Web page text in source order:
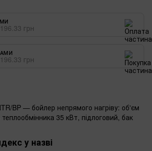
грн
грн
BP — бойлер непрямого нагріву: об'єм
35 кВт, підлоговий, бак
у назві